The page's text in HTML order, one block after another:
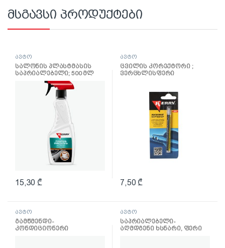
მსგავსი პროდუქტები
ავტო
სალონის პლასტმასის
საპრიალებელი; 500 მლ
15,30 ₾
ავტო
ცვილის კორექტორი ;
ვერცხლისფერი
7,50 ₾
ავტო
გამწმენდი-
კონდიციონერი
ავტო
საპრიალებელი-
აღმდგენი ხსნარი, ფერი